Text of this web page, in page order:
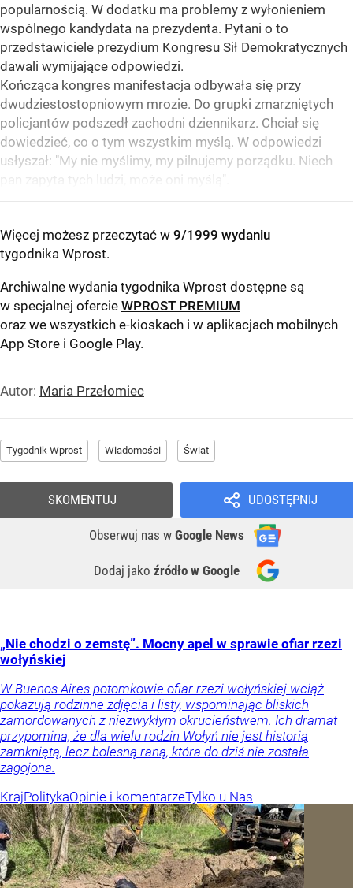
popularnością. W dodatku ma problemy z wyłonieniem
wspólnego kandydata na prezydenta. Pytani o to
przedstawiciele prezydium Kongresu Sił Demokratycznych
dawali wymijające odpowiedzi.
Kończąca kongres manifestacja odbywała się przy
dwudziestostopniowym mrozie. Do grupki zmarzniętych
policjantów podszedł zachodni dziennikarz. Chciał się
dowiedzieć, co o tym wszystkim myślą. W odpowiedzi
usłyszał: "My nie myślimy, my pilnujemy porządku. Niech
pan zapyta tych ludzi, może oni myślą".
Więcej możesz przeczytać w 9/1999 wydaniu
tygodnika Wprost.
Archiwalne wydania tygodnika Wprost dostępne są
w specjalnej ofercie WPROST PREMIUM
oraz we wszystkich e-kioskach i w aplikacjach mobilnych
App Store i Google Play.
Autor: Maria Przełomiec
Tygodnik Wprost Wiadomości Świat
UDOSTĘPNIJ
Obserwuj nas w Google News
Dodaj jako źródło w Google
SKOMENTUJ
„Nie chodzi o zemstę”. Mocny apel w sprawie ofiar rzezi
wołyńskiej
W Buenos Aires potomkowie ofiar rzezi wołyńskiej wciąż
pokazują rodzinne zdjęcia i listy, wspominając bliskich
zamordowanych z niezwykłym okrucieństwem. Ich dramat
przypomina, że dla wielu rodzin Wołyń nie jest historią
zamkniętą, lecz bolesną raną, która do dziś nie została
zagojona.
KrajPolitykaOpinie i komentarzeTylko u Nas